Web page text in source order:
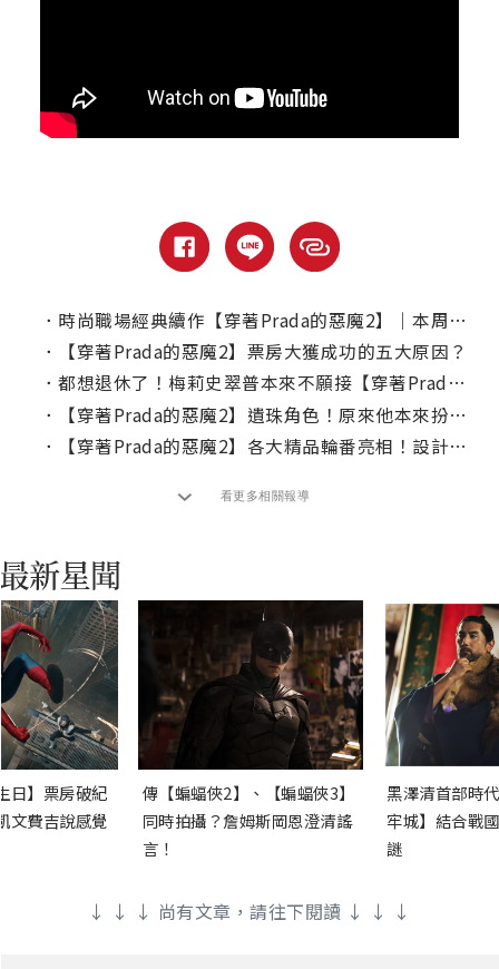
． 時尚職場經典續作【穿著Prada的惡魔2】｜本周上線、電視首播推薦
．
【穿著Prada的惡魔2】票房大獲成功的五大原因？
． 都想退休了！梅莉史翠普本來不願接【穿著Prada的惡魔】？
．
【穿著Prada的惡魔2】遺珠角色！原來他本來扮演小安的室友？
．
【穿著Prada的惡魔2】各大精品輪番亮相！設計師揭密：「創造不被潮流淘汰的經典造型」
看更多相關報導
日】票房破紀
文費吉說感覺
傳【蝙蝠俠2】、【蝙蝠俠3】
同時拍攝？詹姆斯岡恩澄清謠
言！
黑澤清首部時
牢城】結合戰
謎
↓ ↓ ↓ 尚有文章，請往下閱讀 ↓ ↓ ↓